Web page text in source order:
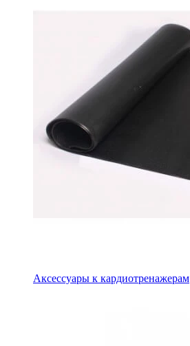
Аксессуары к кардиотренажерам